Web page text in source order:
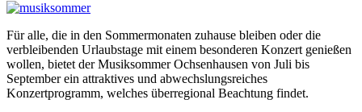
Für alle, die in den Sommermonaten zuhause bleiben oder die
verbleibenden Urlaubstage mit einem besonderen Konzert genießen
wollen, bietet der Musiksommer Ochsenhausen von Juli bis
September ein attraktives und abwechslungsreiches
Konzertprogramm, welches überregional Beachtung findet.